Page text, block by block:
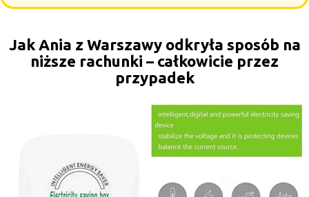
Jak Ania z Warszawy odkryła sposób na
niższe rachunki – całkowicie przez
przypadek